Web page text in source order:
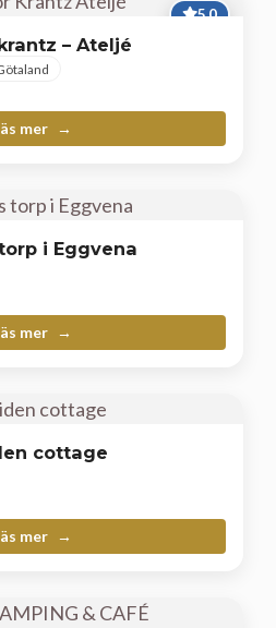
5,0
– Ateljé
mer
i Eggvena
mer
cottage
mer